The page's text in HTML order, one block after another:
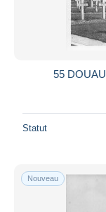
55
Statut
Nouveau